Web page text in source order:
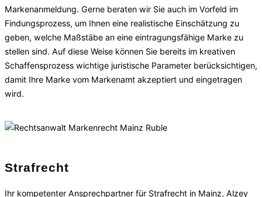
Markenanmeldung. Gerne beraten wir Sie auch im Vorfeld im
Findungsprozess, um Ihnen eine realistische Einschätzung zu
geben, welche Maßstäbe an eine eintragungsfähige Marke zu
stellen sind. Auf diese Weise können Sie bereits im kreativen
Schaffensprozess wichtige juristische Parameter berücksichtigen,
damit Ihre Marke vom Markenamt akzeptiert und eingetragen
wird.
Strafrecht
Ihr kompetenter Ansprechpartner für Strafrecht in Mainz, Alzey